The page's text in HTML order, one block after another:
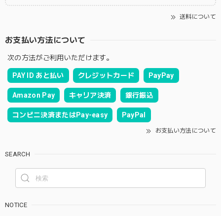
送料について
お支払い方法について
次の方法がご利用いただけます。
PAY ID あと払い クレジットカード PayPay
Amazon Pay キャリア決済 銀行振込
コンビニ決済またはPay-easy PayPal
お支払い方法について
SEARCH
NOTICE